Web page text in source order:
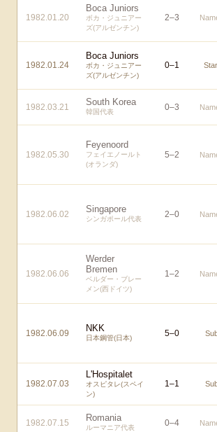
1982.01.20
Boca Juniors
ボカ・ジュニアー
ズ(アルゼンチン)
2–3
1982.01.24
Boca Juniors
ボカ・ジュニアー
ズ(アルゼンチン)
0–1
1982.03.21 South Korea
韓国代表 0–3
1982.05.30
Feyenoord
フェイエノールト
(オランダ)
5–2
1982.06.02 Singapore
シンガポール代表 2–0
1982.06.06
Werder
Bremen
ベルダー・ブレー
メン(西ドイツ)
1–2
1982.06.09 NKK
日本鋼管(日本) 5–0
1982.07.03
L'Hospitalet
オスピタレ(スペイ
ン)
1–1
1982.07.15 Romania
ルーマニア代表 0–4